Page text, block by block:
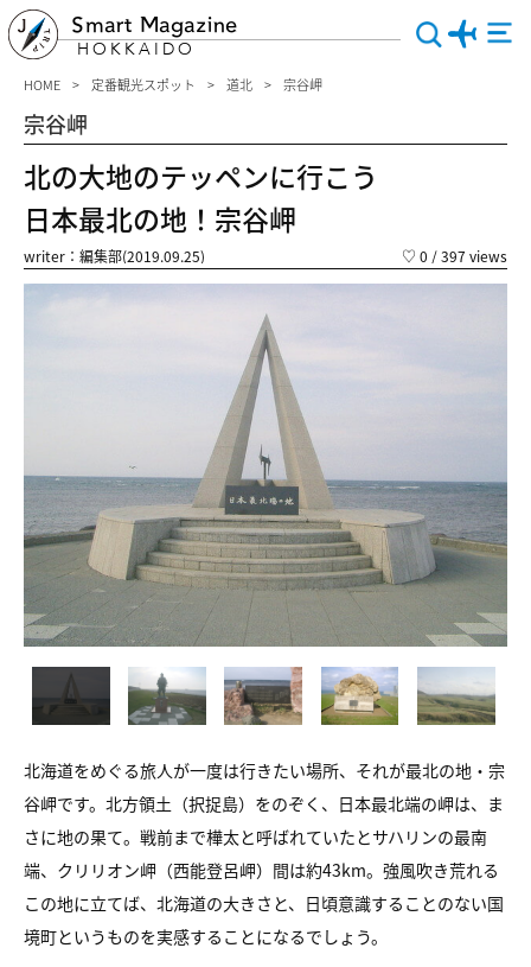
Smart Magazine
HOKKAIDO
HOME 定番観光スポット 道北 宗谷岬
宗谷岬
北の大地のテッペンに行こう
日本最北の地！宗谷岬
writer：編集部(2019.09.25) ♡ 0 / 397 views
北海道をめぐる旅人が一度は行きたい場所、それが最北の地・宗
谷岬です。北方領土（択捉島）をのぞく、日本最北端の岬は、ま
さに地の果て。戦前まで樺太と呼ばれていたとサハリンの最南
端、クリリオン岬（西能登呂岬）間は約43km。強風吹き荒れる
この地に立てば、北海道の大きさと、日頃意識することのない国
境町というものを実感することになるでしょう。